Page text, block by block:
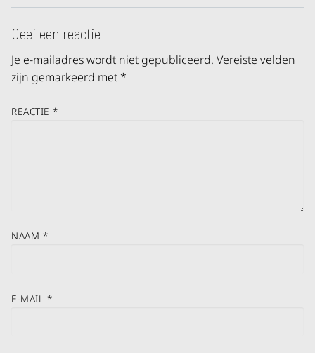
Geef een reactie
Je e-mailadres wordt niet gepubliceerd. Vereiste velden
zijn gemarkeerd met *
REACTIE *
NAAM *
E-MAIL *